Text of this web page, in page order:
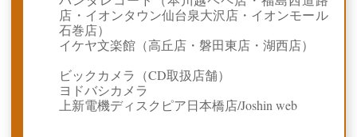
店・イオンタウン仙台泉大沢店・イオンモール
石巻店）
イケヤ文楽館（高丘店・磐田東店・湖西店）
ビックカメラ（CD取扱店舗）
ヨドバシカメラ
上新電機ディスクピア日本橋店/Joshin web